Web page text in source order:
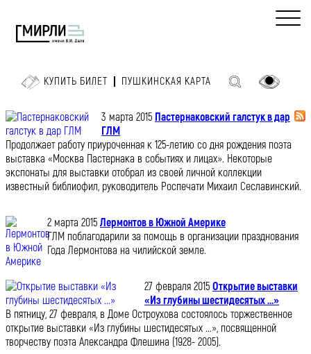
КУПИТЬ БИЛЕТ ПУШКИНСКАЯ КАРТА
3 марта 2015 Пастернаковский галстук в дар
ГЛМ
Продолжает работу приуроченная к 125-летию со дня рождения поэта
выставка «Москва Пастернака в событиях и лицах». Некоторые
экспонаты для выставки отобрал из своей личной коллекции
известный библиофил, руководитель Роспечати Михаил Сеславинский.
2 марта 2015 Лермонтов в Южной Америке
ГЛМ поблагодарили за помощь в организации празднования
Года Лермонтова на чилийской земле.
27 февраля 2015 Открытие выставки
«Из глубины шестидесятых ...»
В пятницу, 27 февраля, в Доме Остроухова состоялось торжественное
открытие выставки «Из глубины шестидесятых ...», посвященной
творчеству поэта Александра Флешина (1928- 2005).